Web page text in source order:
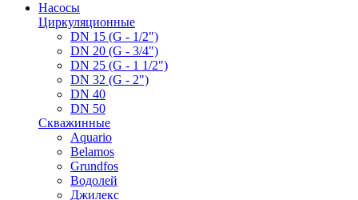
Насосы
Циркуляционные
DN 15 (G - 1/2")
DN 20 (G - 3/4")
DN 25 (G - 1 1/2")
DN 32 (G - 2")
DN 40
DN 50
Скважинные
Aquario
Belamos
Grundfos
Водолей
Джилекс